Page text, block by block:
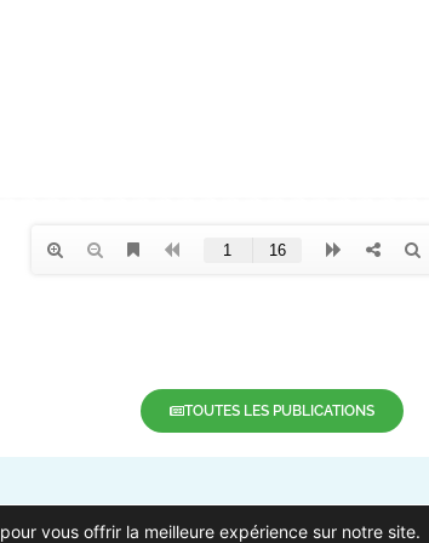
TOUTES LES PUBLICATIONS
vous offrir la meilleure expérience sur notre site.